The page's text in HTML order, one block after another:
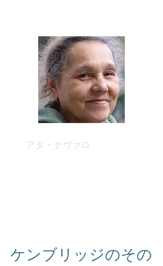
アダ・ナヴァロ
ケンブリッジのその